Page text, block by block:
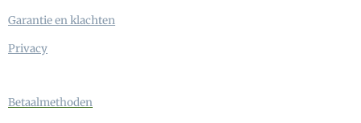
Garantie en klachten
Privacy
Betaalmethoden